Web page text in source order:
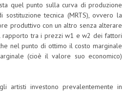
quel punto sulla curva di produzione
tecnica (MRTS), ovvero la
produttivo con un altro senza alterare
rapporto tra i prezzi w1 e w2 dei fattori
nel punto di ottimo il costo marginale
(cioè il valore suo economico)
artisti investono prevalentemente in